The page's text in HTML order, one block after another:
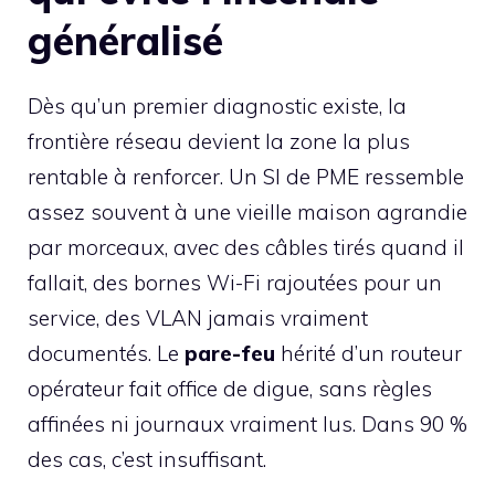
généralisé
Dès qu’un premier diagnostic existe, la
frontière réseau devient la zone la plus
rentable à renforcer. Un SI de PME ressemble
assez souvent à une vieille maison agrandie
par morceaux, avec des câbles tirés quand il
fallait, des bornes Wi-Fi rajoutées pour un
service, des VLAN jamais vraiment
documentés. Le pare-feu hérité d’un routeur
opérateur fait office de digue, sans règles
affinées ni journaux vraiment lus. Dans 90 %
des cas, c’est insuffisant.